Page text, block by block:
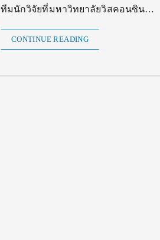
ทีมนักวิจัยที่มหาวิทยาลัยวิสคอนซิน…
CONTINUE READING